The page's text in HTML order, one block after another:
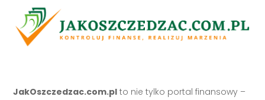
JakOszczedzac.com.pl to nie tylko portal finansowy –